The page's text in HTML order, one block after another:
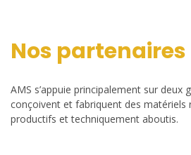
Nos partenaires
AMS s’appuie principalement sur deux
conçoivent et fabriquent des matériels
productifs et techniquement aboutis.